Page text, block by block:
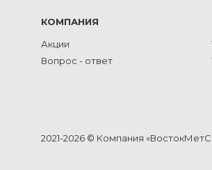
КОМПАНИЯ
Акции
Вопрос - ответ
2021-2026 © Компания